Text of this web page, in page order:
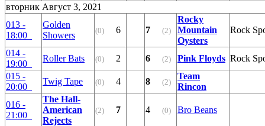
вторник Август 3, 2021
013 -
18:00
Golden
Showers
(0) 6 7 (2)
Rocky
Mountain
Oysters
Rock
014 -
19:00
Roller Bats (0) 2 6 (2) Pink Floyds Rock
015 -
20:00
Twig Tape (0) 4 8 (2)
Team
Rincon
016 -
21:00
The Hall-
American
Rejects
(2) 7 4 (0) Bro Beans